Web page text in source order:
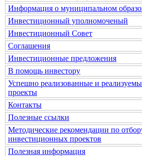
Информация о муниципальном
Инвестиционный уполномоченый
Инвестиционный Совет
Соглашения
Инвестиционные предложения
В помощь инвестору
Успешно реализованные и
проекты
Контакты
Полезные ссылки
Методические рекомендации по
инвестиционных проектов
Полезная информация